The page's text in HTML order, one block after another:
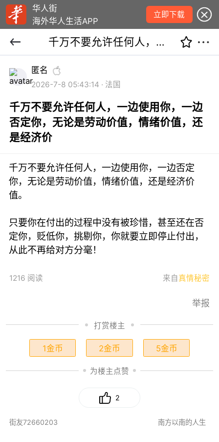
华人街
海外华人生活APP
立即下载
千万不要允许任何人，一边使用你，一边否定你，无论是劳动价值，情绪价值，还是经济价
匿名
2026-7-8 05:43:14 · 法国
千万不要允许任何人，一边使用你，一边
否定你，无论是劳动价值，情绪价值，还
是经济价
千万不要允许任何人，一边使用你，一边否定
你，无论是劳动价值，情绪价值，还是经济价
值。
只要你在付出的过程中没有被珍惜，甚至还在否
定你，贬低你，挑剔你，你就要立即停止付出，
从此不再给对方分毫！
1216 阅读 来自真情秘密
举报
打赏楼主
1金币 2金币 5金币
为楼主点赞
2
街友72660203 南方以南的人生